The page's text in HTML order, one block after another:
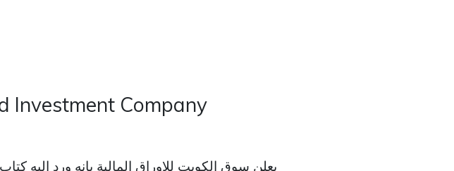
Investment Company
يعلن سوق الكويت للاوراق المالية بانه ورد اليه